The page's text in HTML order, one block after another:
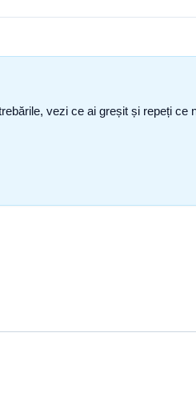
vezi ce ai greșit și repeți